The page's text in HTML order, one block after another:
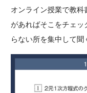
オンライン授業で教科
があればそこをチェ
らない所を集中して聞